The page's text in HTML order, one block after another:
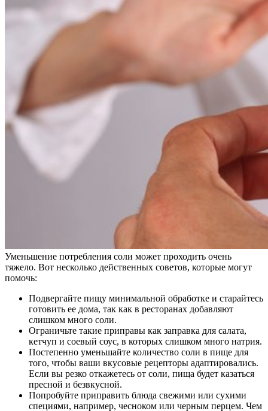
Уменьшение потребления соли может проходить очень
тяжело. Вот несколько действенных советов, которые могут
помочь:
Подвергайте пищу минимальной обработке и старайтесь
готовить ее дома, так как в ресторанах добавляют
слишком много соли.
Ограничьте такие приправы как заправка для салата,
кетчуп и соевый соус, в которых слишком много натрия.
Постепенно уменьшайте количество соли в пище для
того, чтобы ваши вкусовые рецепторы адаптировались.
Если вы резко откажетесь от соли, пища будет казаться
пресной и безвкусной.
Попробуйте приправить блюда свежими или сухими
специями, например, чесноком или черным перцем. Чем